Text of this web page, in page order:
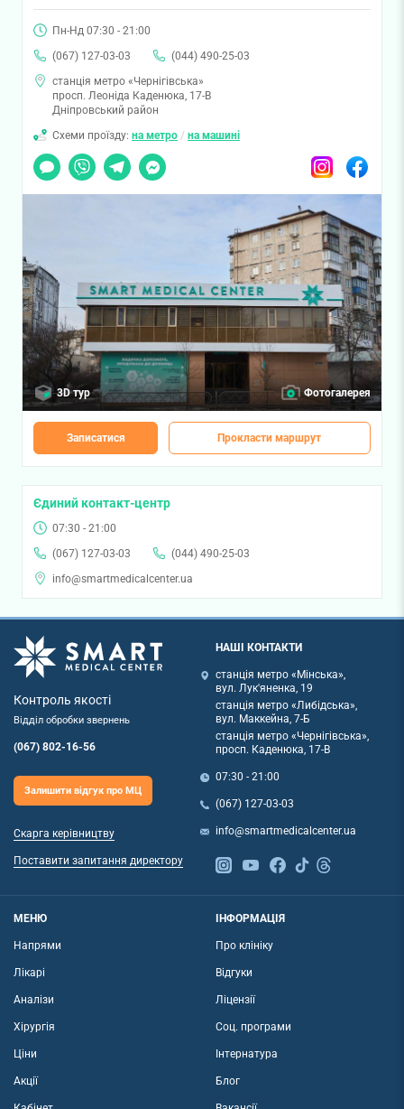
Пн-Нд 07:30 - 21:00
(067) 127-03-03
(044) 490-25-03
станція метро «Чернігівська»
просп. Леоніда Каденюка, 17-В
Дніпровський район
Схеми проїзду: на метро / на машині
Чат
Viber TelegramMessenger InstagramFacebook
3D тур Фотогалерея
Записатися Прокласти маршрут
Єдиний контакт-центр
07:30 - 21:00
(067) 127-03-03
(044) 490-25-03
info@smartmedicalcenter.ua
Контроль якості
Відділ обробки звернень
(067) 802-16-56
Залишити відгук про МЦ
Скарга керівництву
Поставити запитання директору
НАШІ КОНТАКТИ
станція метро «Мінська»,
вул. Лук'яненка, 19
станція метро «Либідська»,
вул. Маккейна, 7-Б
станція метро «Чернігівська»,
просп. Каденюка, 17-В
07:30 - 21:00
(067) 127-03-03
info@smartmedicalcenter.ua
МЕНЮ
Напрями
Лікарі
Аналізи
Хірургія
Ціни
Акції
ІНФОРМАЦІЯ
Про клініку
Відгуки
Ліцензії
Соц. програми
Інтернатура
Блог